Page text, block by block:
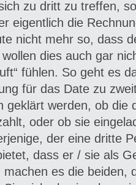
zu dritt zu treffen,
eigentlich die
nicht mehr so, dass
dies auch gar
fühlen. So geht es
für das Date zu
geklärt werden, ob die
oder ob sie
der eine dritte
dass er / sie als
es die beiden,